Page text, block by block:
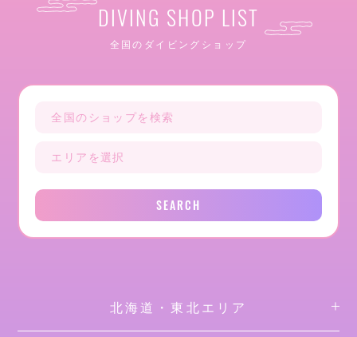
DIVING SHOP LIST
全国のダイビングショップ
SEARCH
北海道・東北エリア